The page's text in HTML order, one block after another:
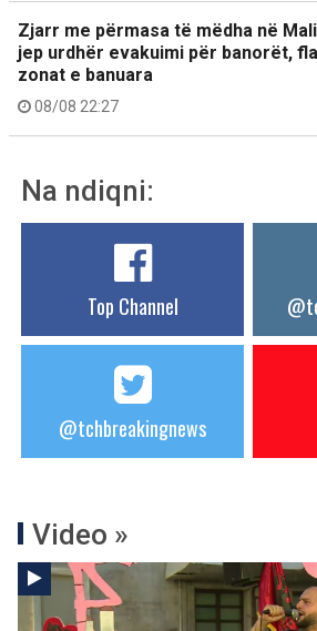
Zjarr me përmasa të mëdha në
jep urdhër evakuimi për banorët,
zonat e banuara
08/08 22:27
Na ndiqni:
Top Channel
@tchbreakingnews
Video »